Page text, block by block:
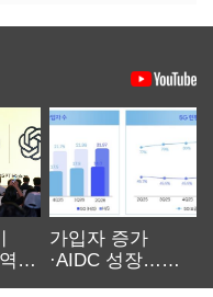
대
가입자 증가
·AIDC 성장…